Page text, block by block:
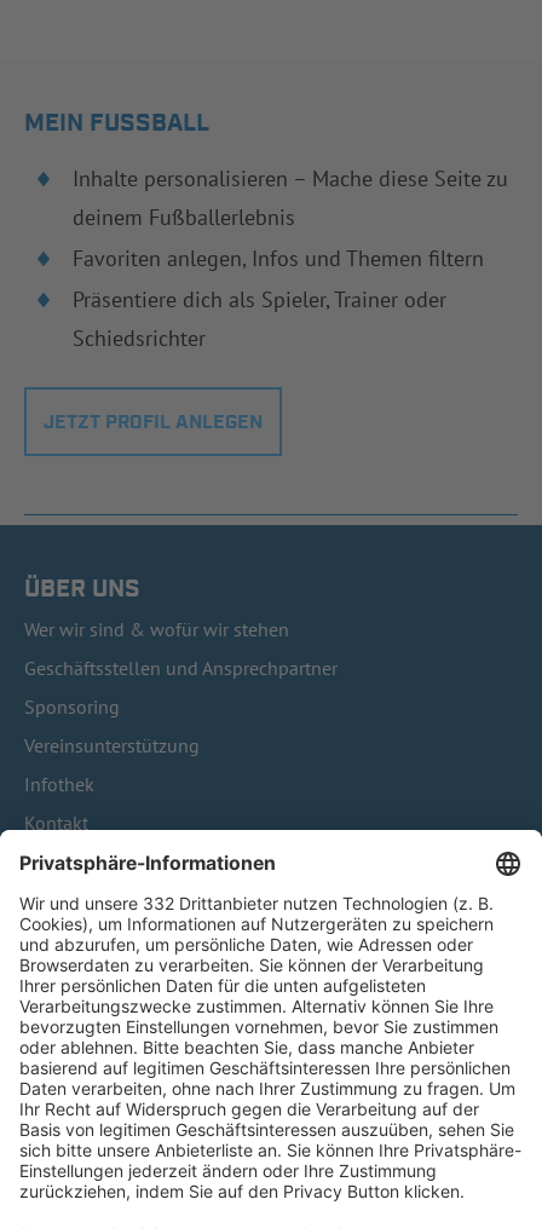
MEIN FUSSBALL
Inhalte personalisieren – Mache diese Seite zu
deinem Fußballerlebnis
Favoriten anlegen, Infos und Themen filtern
Präsentiere dich als Spieler, Trainer oder
Schiedsrichter
JETZT PROFIL ANLEGEN
ÜBER UNS
Wer wir sind & wofür wir stehen
Geschäftsstellen und Ansprechpartner
Sponsoring
Vereinsunterstützung
Infothek
Kontakt
HÄUFIG BESUCHTE SEITEN
Pässe und Vereinswechsel
Trainerausbildung
Schulungsangebot Vereinsmitarbeiter
BFV-Geschäftsstellen
Trainerbörse
Login SpielPlus
FOLGE DEM BFV